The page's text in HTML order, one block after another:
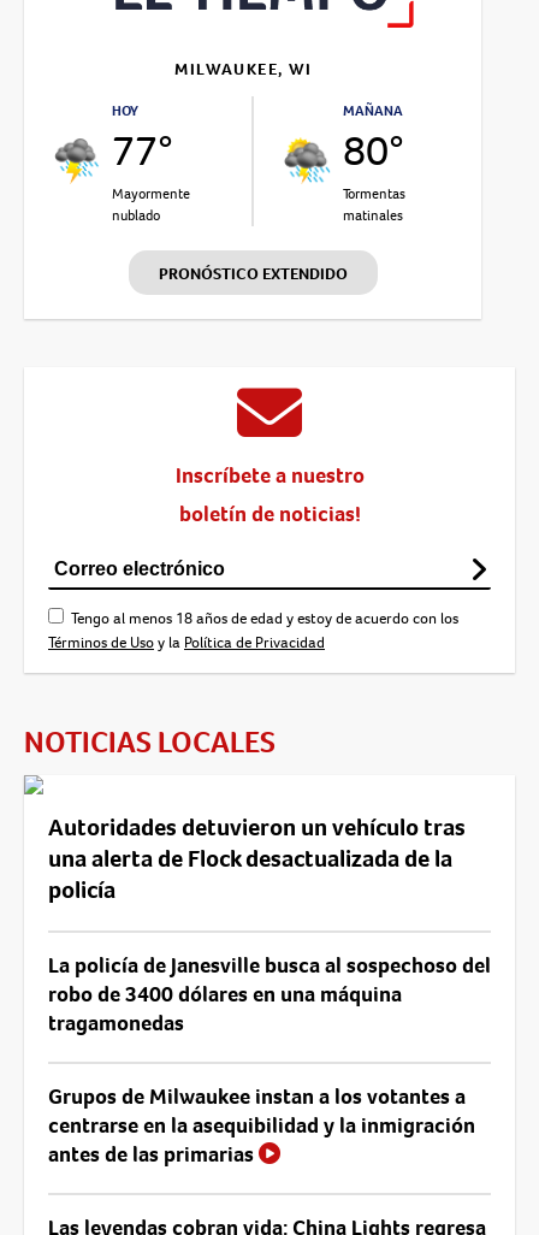
MILWAUKEE, WI
HOY
77°
Mayormente
nublado
MAÑANA
80°
Tormentas
matinales
PRONÓSTICO EXTENDIDO
Inscríbete a nuestro
boletín de noticias!
Tengo al menos 18 años de edad y estoy de acuerdo con los
Términos de Usoy la Política de Privacidad
NOTICIAS LOCALES
Autoridades detuvieron un vehículo tras
una alerta de Flock desactualizada de la
policía
La policía de Janesville busca al sospechoso del
robo de 3400 dólares en una máquina
tragamonedas
Grupos de Milwaukee instan a los votantes a
centrarse en la asequibilidad y la inmigración
antes de las primarias
Las leyendas cobran vida: China Lights regresa